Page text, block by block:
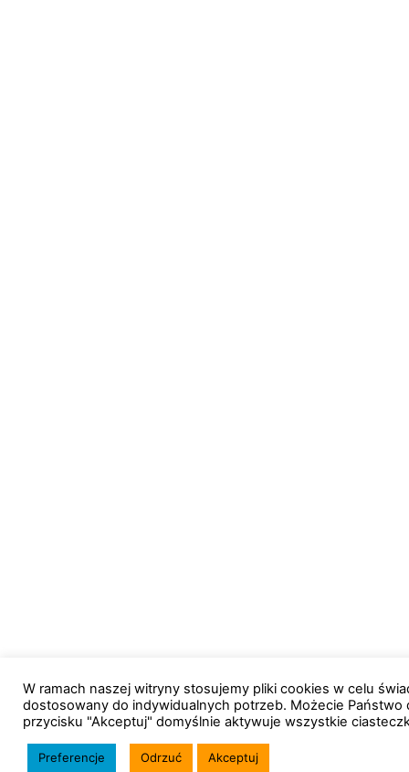
W ramach naszej witryny stosujemy pliki cookies w celu
dostosowany do indywidualnych potrzeb. Możecie
przycisku "Akceptuj" domyślnie aktywuje wszystkie
Preferencje Odrzuć Akceptuj